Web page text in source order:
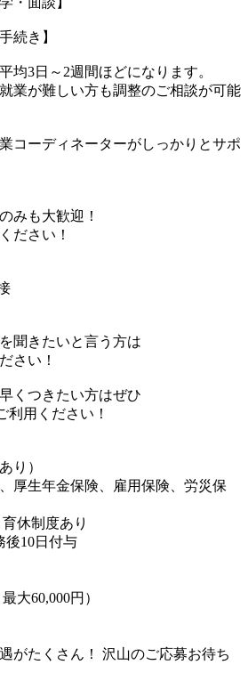
続き】
均3日～2週間ほどになります。
業が難しい方も調整のご相談が可能
コーディネーターがしっかりとサポ
みも大歓迎！
ださい！
聞きたいと言う方は
さい！
くつきたい方はぜひ
利用ください！
り）
厚生年金保険、雇用保険、労災保
休制度あり
後10日付与
大60,000円）
がたくさん！ 沢山のご応募お待ち